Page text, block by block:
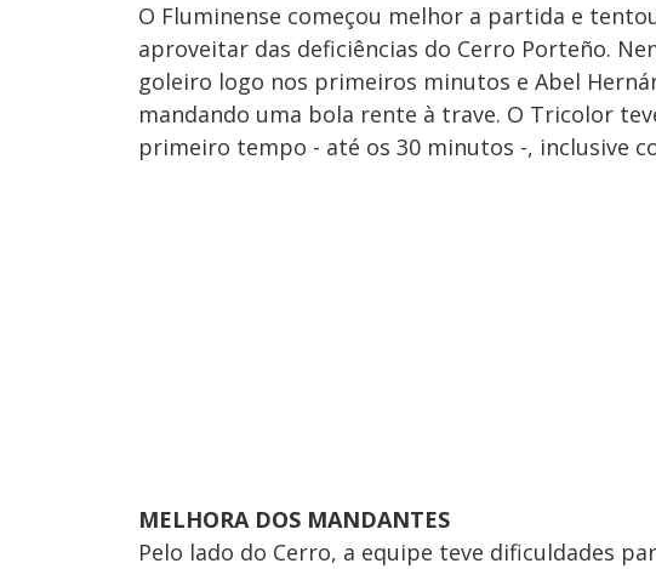
O Fluminense começou melhor a partida e
aproveitar das deficiências do Cerro Porteño.
goleiro logo nos primeiros minutos e Abel
mandando uma bola rente à trave. O Tricolor
primeiro tempo - até os 30 minutos -, inclusive
MELHORA DOS MANDANTES
Pelo lado do Cerro, a equipe teve dificuldades